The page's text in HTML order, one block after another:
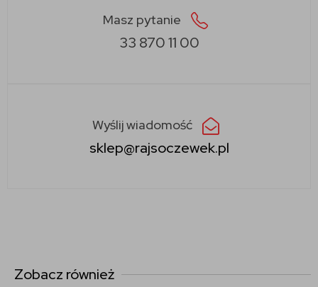
Masz pytanie
33 870 11 00
Wyślij wiadomość
sklep@rajsoczewek.pl
Zobacz również